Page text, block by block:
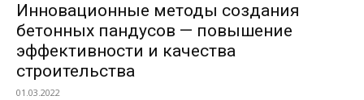
Инновационные методы создания
бетонных пандусов — повышение
эффективности и качества
строительства
01.03.2022